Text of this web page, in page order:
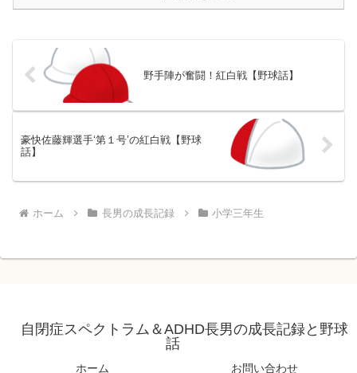
野手陣が奮闘！紅白戦【野球話】
豪快佐藤輝選手‘第１号’の紅白戦【野球
話】
ホーム 長男の成長記録 小学三年生
自閉症スペクトラム＆ADHD長男の成長記録と野球
話
ホーム お問い合わせ